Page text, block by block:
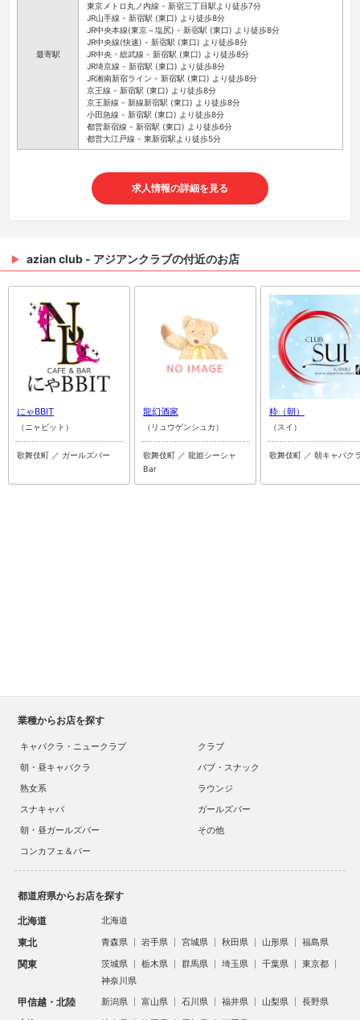
最寄駅
東京メトロ丸ノ内線 - 新宿三丁目駅より徒歩7分
JR山手線 - 新宿駅 (東口) より徒歩8分
JR中央本線(東京～塩尻) - 新宿駅 (東口) より徒歩8分
JR中央線(快速) - 新宿駅 (東口) より徒歩8分
JR中央・総武線 - 新宿駅 (東口) より徒歩8分
JR埼京線 - 新宿駅 (東口) より徒歩8分
JR湘南新宿ライン - 新宿駅 (東口) より徒歩8分
京王線 - 新宿駅 (東口) より徒歩8分
京王新線 - 新線新宿駅 (東口) より徒歩8分
小田急線 - 新宿駅 (東口) より徒歩8分
都営新宿線 - 新宿駅 (東口) より徒歩6分
都営大江戸線 - 東新宿駅より徒歩5分
求人情報の詳細を見る
azian club - アジアンクラブの付近のお店
にゃBBIT
（ニャビット）
歌舞伎町 ／ ガールズバー
龍幻酒家
（リュウゲンシュカ）
歌舞伎町 ／ 龍姫シーシャ
Bar
粋（朝）
（スイ）
歌舞伎町 ／ 朝キャバク
業種からお店を探す
キャバクラ・ニュークラブ
クラブ
朝・昼キャバクラ
パブ・スナック
熟女系
ラウンジ
スナキャバ
ガールズバー
朝・昼ガールズバー
その他
コンカフェ＆バー
都道府県からお店を探す
北海道 北海道
東北 青森県 岩手県 宮城県 秋田県 山形県 福島県
関東 茨城県 栃木県 群馬県 埼玉県 千葉県
東京都
神奈川県
甲信越・北陸 新潟県 富山県 石川県 福井県 山梨県 長野県